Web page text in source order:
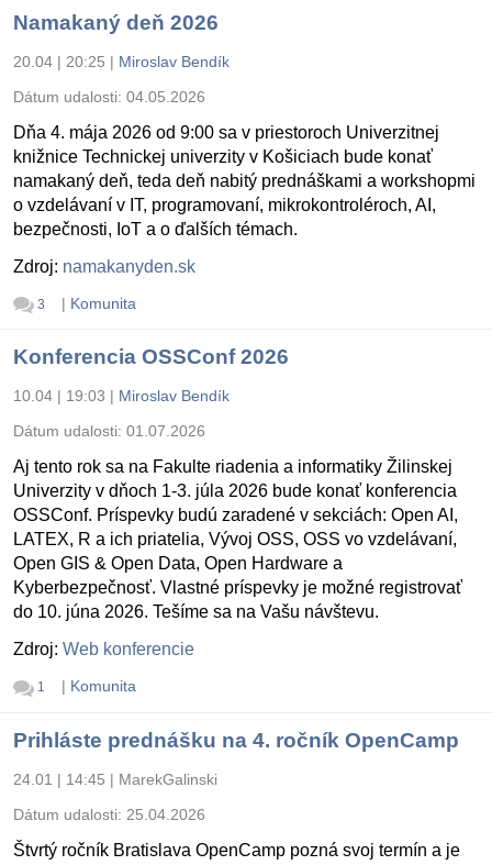
Namakaný deň 2026
20.04 | 20:25 | Miroslav Bendík
Dátum udalosti: 04.05.2026
Dňa 4. mája 2026 od 9:00 sa v priestoroch Univerzitnej
knižnice Technickej univerzity v Košiciach bude konať
namakaný deň, teda deň nabitý prednáškami a workshopmi
o vzdelávaní v IT, programovaní, mikrokontroléroch, AI,
bezpečnosti, IoT a o ďalších témach.
Zdroj: namakanyden.sk
3 | Komunita
Konferencia OSSConf 2026
10.04 | 19:03 | Miroslav Bendík
Dátum udalosti: 01.07.2026
Aj tento rok sa na Fakulte riadenia a informatiky Žilinskej
Univerzity v dňoch 1-3. júla 2026 bude konať konferencia
OSSConf. Príspevky budú zaradené v sekciách: Open AI,
LATEX, R a ich priatelia, Vývoj OSS, OSS vo vzdelávaní,
Open GIS & Open Data, Open Hardware a
Kyberbezpečnosť. Vlastné príspevky je možné registrovať
do 10. júna 2026. Tešíme sa na Vašu návštevu.
Zdroj: Web konferencie
1 | Komunita
Prihláste prednášku na 4. ročník OpenCamp
24.01 | 14:45 | MarekGalinski
Dátum udalosti: 25.04.2026
Štvrtý ročník Bratislava OpenCamp pozná svoj termín a je